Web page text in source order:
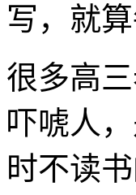
写，就
很多高
吓唬人
时不读